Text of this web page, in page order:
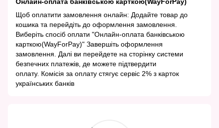
Щоб оплатити замовлення онлайн: Додайте товар до
кошика та перейдіть до оформлення замовлення.
Виберіть спосіб оплати "Онлайн-оплата банківською
карткою(WayForPay)" Завершіть оформлення
замовлення. Далі ви перейдете на сторінку системи
безпечних платежів, де можете підтвердити
оплату. Комісія за оплату стягує сервіс 2% з карток
українських банків